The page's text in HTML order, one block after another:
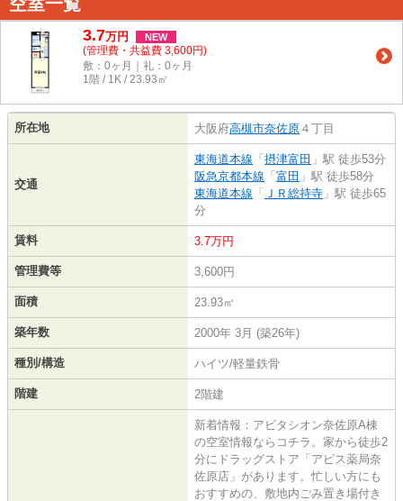
3.7万円 NEW
(管理費・共益費 3,600円)
敷：0ヶ月｜礼：0ヶ月
1階 / 1K / 23.93㎡
所在地 大阪府高槻市奈佐原 ４丁目
交通
東海道本線 「 摂津富田 」駅 徒歩53分
阪急京都本線 「 富田 」駅 徒歩58分
東海道本線 「 ＪＲ総持寺 」駅 徒歩65
分
賃料 3.7万円
管理費等 3,600円
面積 23.93㎡
築年数 2000年 3月 (築26年)
種別/構造 ハイツ/軽量鉄骨
階建 2階建
新着情報：アビタシオン奈佐原A棟
の空室情報ならコチラ。家から徒歩2
分にドラッグストア「アピス薬局奈
佐原店」があります。忙しい方にも
おすすめの、敷地内ごみ置き場付き